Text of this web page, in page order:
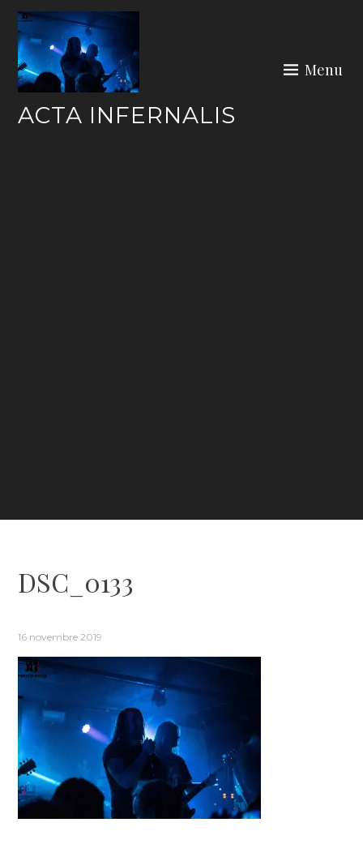
Skip
content
ACTA INFERNALIS
Menu
DSC_0133
16 novembre 2019